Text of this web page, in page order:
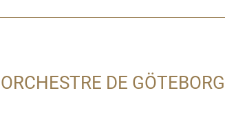
ORCHESTRE DE